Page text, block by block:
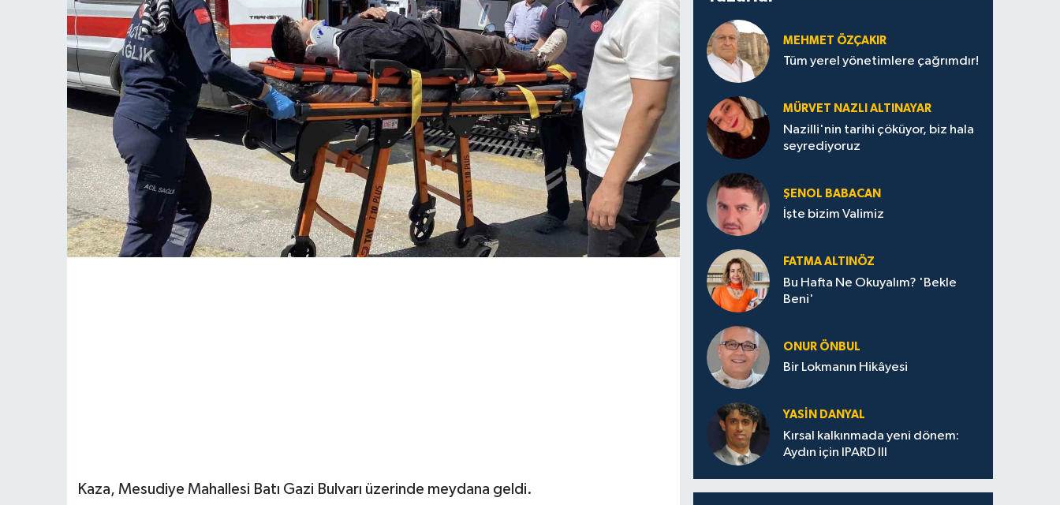
Kaza, Mesudiye Mahallesi Batı Gazi Bulvarı üzerinde meydana geldi.
MEHMET ÖZÇAKIR
Tüm yerel yönetimlere çağrımdır!
MÜRVET NAZLI ALTINAYAR
Nazilli'nin tarihi çöküyor, biz hala
seyrediyoruz
ŞENOL BABACAN
İşte bizim Valimiz
FATMA ALTINÖZ
Bu Hafta Ne Okuyalım? 'Bekle
Beni'
ONUR ÖNBUL
Bir Lokmanın Hikâyesi
YASIN DANYAL
Kırsal kalkınmada yeni dönem:
Aydın için IPARD III